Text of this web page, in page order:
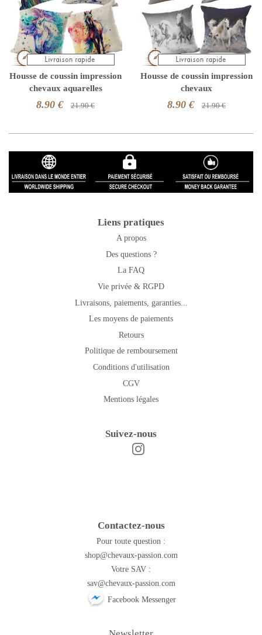
Housse de coussin impression
chevaux aquarelles
8.90 € 21.90 €
Housse de coussin impression
chevaux
8.90 € 21.90 €
Liens pratiques
A propos
Des questions ?
La FAQ
Vie privée & RGPD
Livraisons, paiements, garanties...
Les moyens de paiements
Retours
Politique de remboursement
Conditions d'utilisation
CGV
Mentions légales
Suivez-nous
Facebook
Contactez-nous
Pour toute question :
shop@chevaux-passion.com
Votre SAV :
sav@chevaux-passion.com
Facebook Messenger